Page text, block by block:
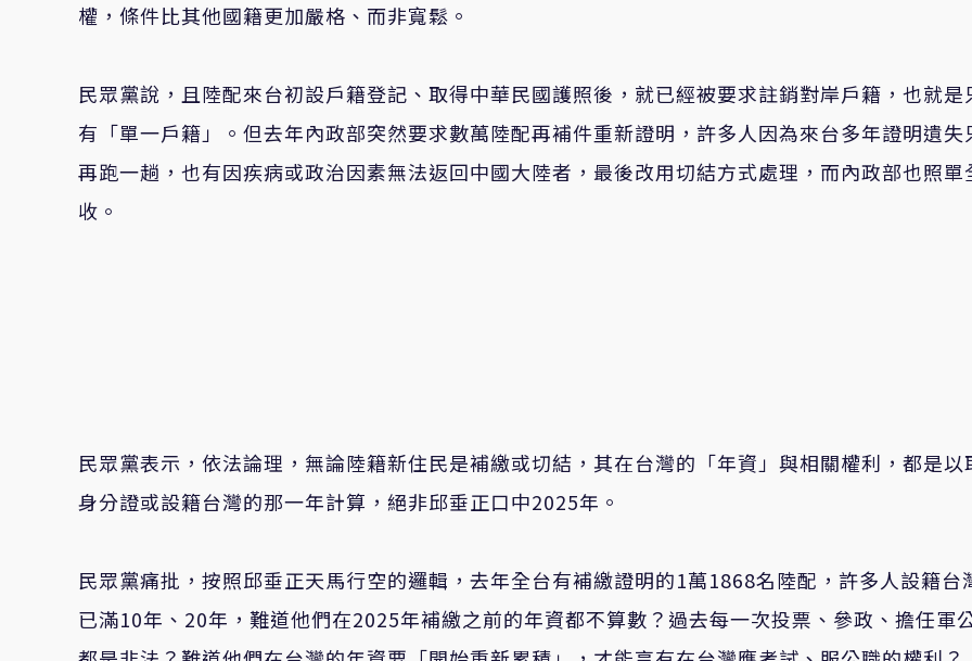
權，條件比其他國籍更加嚴格、而非寬鬆。
民眾黨說，且陸配來台初設戶籍登記、取得中華民國護照後，就已經被要求註銷對岸戶籍，也就是
有「單一戶籍」。但去年內政部突然要求數萬陸配再補件重新證明，許多人因為來台多年證明遺失
再跑一趟，也有因疾病或政治因素無法返回中國大陸者，最後改用切結方式處理，而內政部也照單
收。
民眾黨表示，依法論理，無論陸籍新住民是補繳或切結，其在台灣的「年資」與相關權利，都是以
身分證或設籍台灣的那一年計算，絕非邱垂正口中2025年。
民眾黨痛批，按照邱垂正天馬行空的邏輯，去年全台有補繳證明的1萬1868名陸配，許多人設籍台
已滿10年、20年，難道他們在2025年補繳之前的年資都不算數？過去每一次投票、參政、擔任軍